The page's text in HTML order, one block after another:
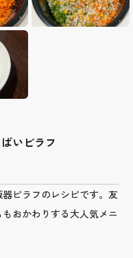
いピラフ
ピラフのレシピです。友
おかわりする大人気メニ